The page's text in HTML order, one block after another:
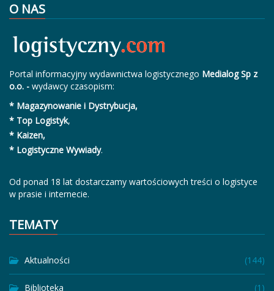
O NAS
Portal informacyjny wydawnictwa logistycznego Medialog Sp z
o.o. - wydawcy czasopism:
* Magazynowanie i Dystrybucja,
* Top Logistyk,
* Kaizen,
* Logistyczne Wywiady.
Od ponad 18 lat dostarczamy wartościowych treści o logistyce
w prasie i internecie.
TEMATY
Aktualności (144)
Biblioteka (1)